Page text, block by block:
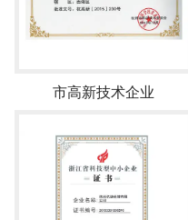
市高新技术企业